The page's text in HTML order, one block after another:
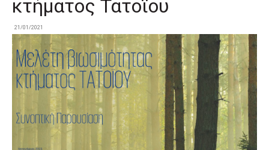
κτήματος Τατοϊου
21/01/2021